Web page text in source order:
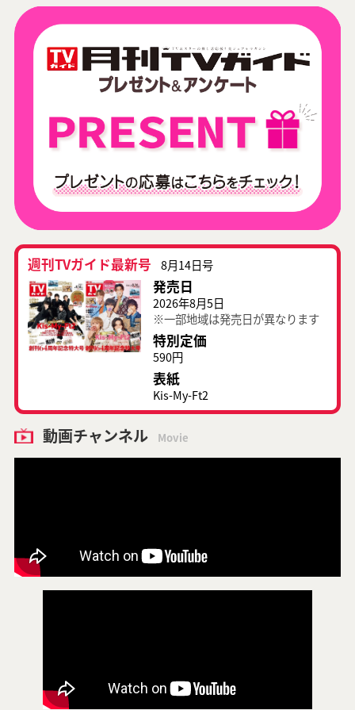
週刊TVガイド最新号 8月14日号
発売日
2026年8月5日
※一部地域は発売日が異なります
特別定価
590円
表紙
Kis-My-Ft2
動画チャンネル Movie